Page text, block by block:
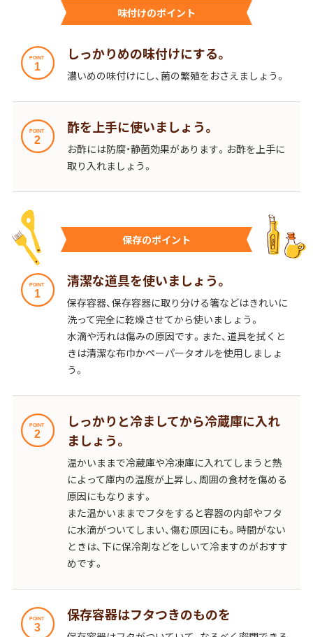
ふりかけ
炊き込みご飯の素 米飯用調味液
納豆 Fibee
納豆のサイト
PIN印
三ツ判山吹
スペシャルサイト
お酢を知ろう！
納豆の豆知識
鍋奉行マニュアル
ミツカンのCM
ロングセラー商品 ＋ おすすめレシピ
人気商品 ＋ おすすめレシピ
MIM（ミツカンミュージアム）
各部門が大切にしていること
キッザニア東京「ぽん酢工房」
お客様相談センター
お客様の声をいかしました
よくあるご質問
お問い合わせ
地図から取り扱い店舗を探す
ミツカン公式通販
業務用サイト ミツカングループについて 製造所固有記号一覧
味付けのポイント
しっかりめの味付けにする。
濃いめの味付けにし、菌の繁殖をおさえましょう。
酢を上手に使いましょう。
お酢には防腐・静菌効果があります。お酢を上手に
取り入れましょう。
保存のポイント
清潔な道具を使いましょう。
保存容器、保存容器に取り分ける箸などはきれいに
洗って完全に乾燥させてから使いましょう。
水滴や汚れは傷みの原因です。また、道具を拭くと
きは清潔な布巾かペーパータオルを使用しましょ
う。
しっかりと冷ましてから冷蔵庫に入れ
ましょう。
温かいままで冷蔵庫や冷凍庫に入れてしまうと熱
によって庫内の温度が上昇し、周囲の食材を傷める
原因にもなります。
また温かいままでフタをすると容器の内部やフタ
に水滴がついてしまい、傷む原因にも。時間がない
ときは、下に保冷剤などをしいて冷ますのがおすす
めです。
保存容器はフタつきのものを